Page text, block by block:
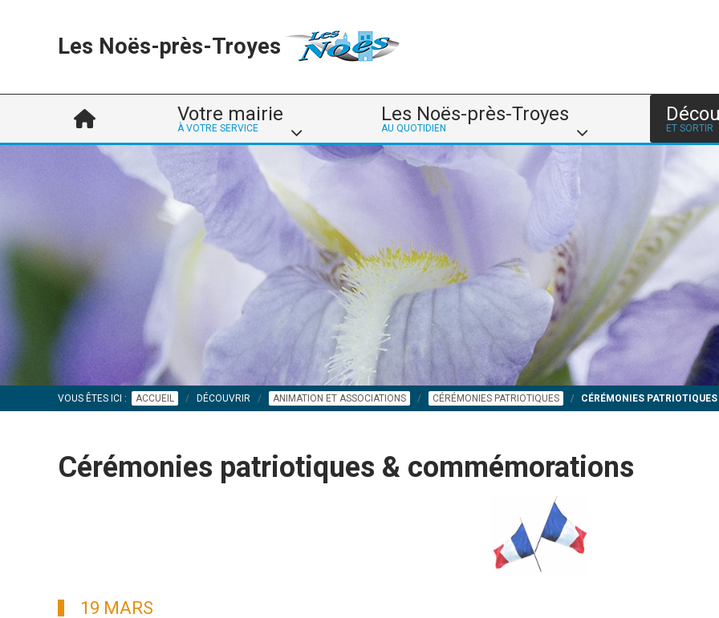
Les Noës-près-Troyes
Votre mairie
À VOTRE SERVICE
Les Noës-près-Troyes
AU QUOTIDIEN ET SORTIR
VOUS ÊTES ICI : ACCUEIL DÉCOUVRIR ANIMATION ET ASSOCIATIONS CÉRÉMONIES PATRIOTIQUES CÉRÉMONIES
Cérémonies patriotiques & commémorations
19 MARS